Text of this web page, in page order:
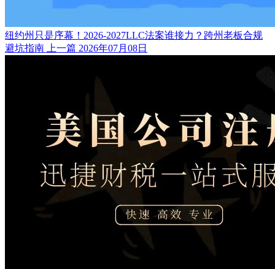
纽约州只是序幕！2026-2027LLC法案谁接力？跨州老板合规
避坑指南
上一篇 2026年07月08日